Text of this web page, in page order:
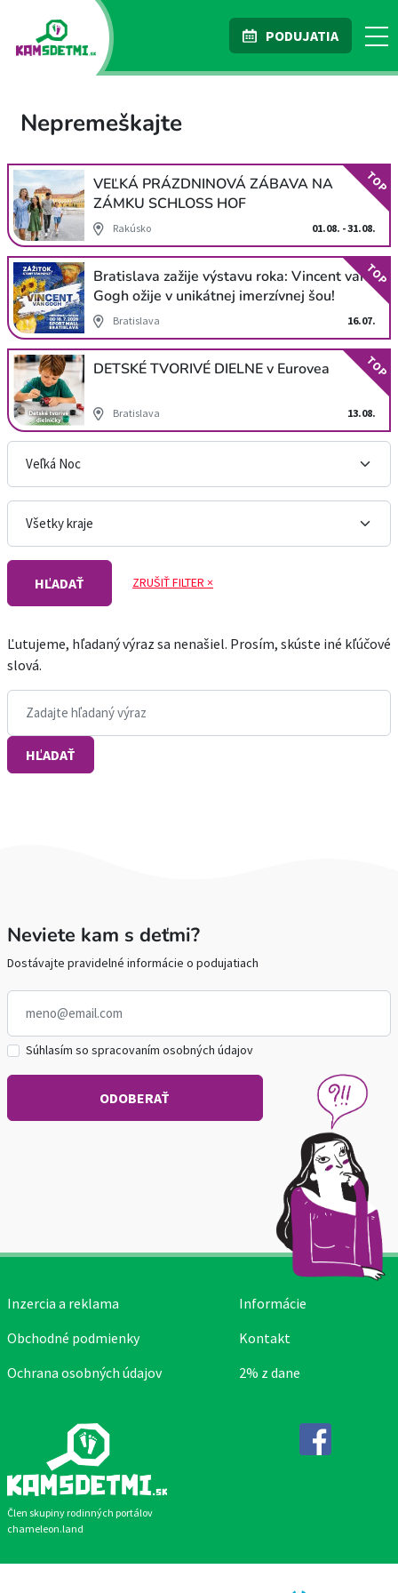
PODUJATIA
Nepremeškajte
VEĽKÁ PRÁZDNINOVÁ ZÁBAVA NA
ZÁMKU SCHLOSS HOF
Rakúsko 01.08. - 31.08.
TOP
Bratislava zažije výstavu roka: Vincent van
Gogh ožije v unikátnej imerzívnej šou!
Bratislava 16.07.
TOP
DETSKÉ TVORIVÉ DIELNE v Eurovea
Bratislava 13.08.
TOP
HĽADAŤ ZRUŠIŤ FILTER ×
Ľutujeme, hľadaný výraz sa nenašiel. Prosím, skúste iné kľúčové
slová.
Neviete kam s deťmi?
Dostávajte pravidelné informácie o podujatiach
Súhlasím so spracovaním osobných údajov
Člen skupiny rodinných portálov
chameleon.land
Inzercia a reklama
Obchodné podmienky
Ochrana osobných údajov
Informácie
Kontakt
2% z dane